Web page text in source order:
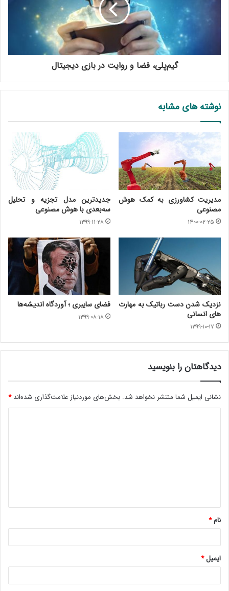
گیم‌پلی، فضا و روایت در بازی دیجیتال
نوشته های مشابه
مدیریت کشاورزی به کمک هوش
مصنوعی
۱۴۰۰-۰۲-۲۵
جدید‌ترین مدل تجزیه و تحلیل
سه‌بعدی با هوش مصنوعی
۱۳۹۹-۱۱-۲۸
نزدیک شدن دست رباتیک به مهارت
های انسانی
۱۳۹۹-۱۰-۱۷
فضای سایبری ؛ آوردگاه اندیشه‌ها
۱۳۹۹-۰۸-۱۸
دیدگاهتان را بنویسید
نشانی ایمیل شما منتشر نخواهد شد. بخش‌های موردنیاز علامت‌گذاری شده‌اند*
*
نام*
ایمیل*